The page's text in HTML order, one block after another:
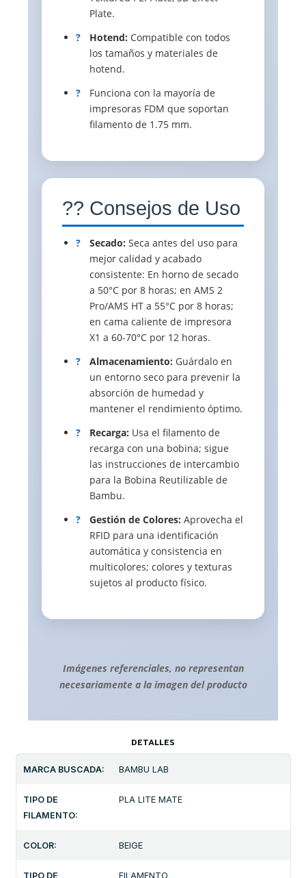
Plate.
?
Hotend: Compatible con todos
los tamaños y materiales de
hotend.
?
Funciona con la mayoría de
impresoras FDM que soportan
filamento de 1.75 mm.
?? Consejos de Uso
? Secado: Seca antes del uso para
mejor calidad y acabado
consistente: En horno de secado
a 50°C por 8 horas; en AMS 2
Pro/AMS HT a 55°C por 8 horas;
en cama caliente de impresora
X1 a 60-70°C por 12 horas.
?
Almacenamiento: Guárdalo en
un entorno seco para prevenir la
absorción de humedad y
mantener el rendimiento óptimo.
?
Recarga: Usa el filamento de
recarga con una bobina; sigue
las instrucciones de intercambio
para la Bobina Reutilizable de
Bambu.
?
Gestión de Colores: Aprovecha el
RFID para una identificación
automática y consistencia en
multicolores; colores y texturas
sujetos al producto físico.
Imágenes referenciales, no representan
necesariamente a la imagen del producto
DETALLES
MARCA BUSCADA: BAMBU LAB
TIPO DE
FILAMENTO:
PLA LITE MATE
COLOR: BEIGE
TIPO DE FILAMENTO